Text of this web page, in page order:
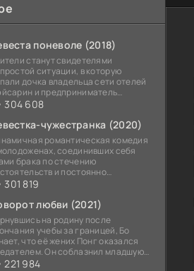
поневоле (2018)
станут свидетелями
ситуации, в которую
дочка владельца сети отелей
и предприниматель
Обоих главных героев
304 608
чужестранка (2020)
романтическая комедия
соединивших себя
брака по стечению
и постоянно
в курьезные ситуации...
301 819
любви (2021)
на родину после
учебы за границей, Бо
что её жених Понг оказался
Он соблазнил младшую
хозяина
221 984